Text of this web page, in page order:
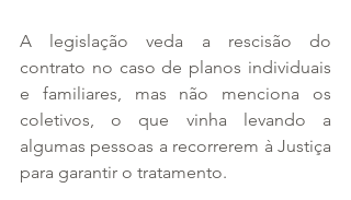
A legislação veda a rescisão do
contrato no caso de planos individuais
e familiares, mas não menciona os
coletivos, o que vinha levando a
algumas pessoas a recorrerem à Justiça
para garantir o tratamento.